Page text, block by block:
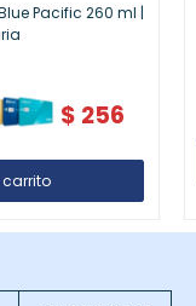
Pacific 260 ml |
$ 256